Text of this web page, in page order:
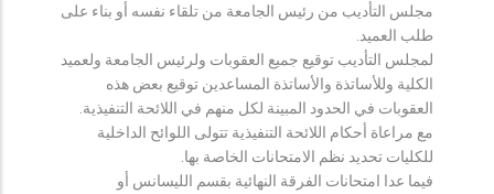
مجلس التأديب من رئيس الجامعة من تلقاء نفسه أو بناء على
طلب العميد.
لمجلس التأديب توقيع جميع العقوبات ولرئيس الجامعة ولعميد
الكلية وللأساتذة والأساتذة المساعدين توقيع بعض هذه
العقوبات في الحدود المبينة لكل منهم في اللائحة التنفيذية.
مع مراعاة أحكام اللائحة التنفيذية تتولى اللوائح الداخلية
للكليات تحديد نظم الامتحانات الخاصة بها.
فيما عدا امتحانات الفرقة النهائية بقسم الليسانس أو